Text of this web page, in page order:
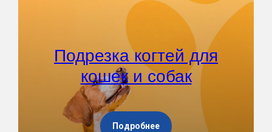
Подрезка когтей для
кошек и собак
Подробнее